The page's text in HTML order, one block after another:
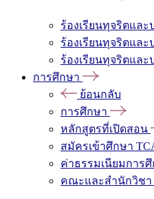
ร้องเรียนทุจริตแล
ร้องเรียนทุจริตแล
ร้องเรียนทุจริตแล
การศึกษา
ย้อนกลับ
การศึกษา
หลักสูตรที่เปิดสอน
สมัครเข้าศึกษา
ค่าธรรมเนียมการ
คณะและสำนักวิชา